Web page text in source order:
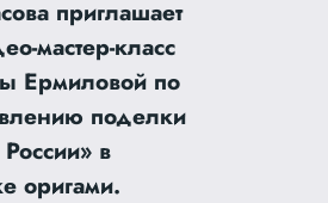
приглашает
мастер-класс
Ермиловой по
поделки
в
оригами.